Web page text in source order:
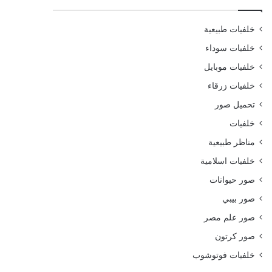
خلفيات طبيعية
خلفيات سوداء
خلفيات موبايل
خلفيات زرقاء
تحميل صور
خلفيات
مناظر طبيعية
خلفيات اسلامية
صور حيوانات
صور بيبي
صور علم مصر
صور كرتون
خلفيات فوتوشوب